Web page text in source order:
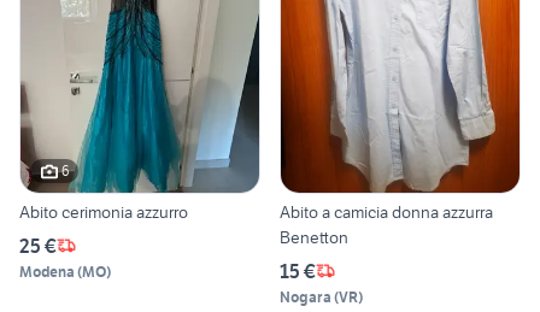
6
Abito cerimonia azzurro
25 €
Modena (MO)
Abito a camicia donna azzurra
Benetton
15 €
Nogara (VR)